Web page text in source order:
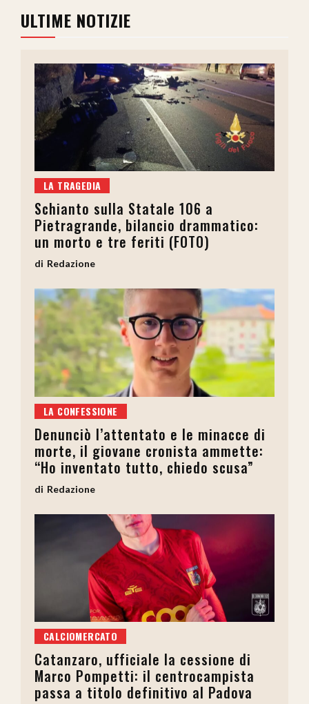
ULTIME NOTIZIE
LA TRAGEDIA
Schianto sulla Statale 106 a
Pietragrande, bilancio drammatico:
un morto e tre feriti (FOTO)
Redazione
LA CONFESSIONE
Denunciò l’attentato e le minacce di
morte, il giovane cronista ammette:
“Ho inventato tutto, chiedo scusa”
Redazione
CALCIOMERCATO
Catanzaro, ufficiale la cessione di
Marco Pompetti: il centrocampista
passa a titolo definitivo al Padova